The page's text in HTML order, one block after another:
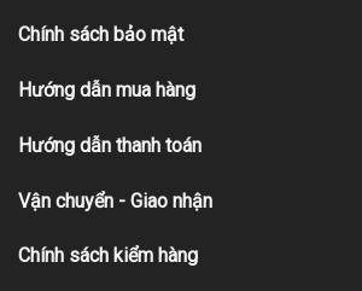
Chính sách bảo mật
Hướng dẫn mua hàng
Hướng dẫn thanh toán
Vận chuyển - Giao nhận
Chính sách kiểm hàng